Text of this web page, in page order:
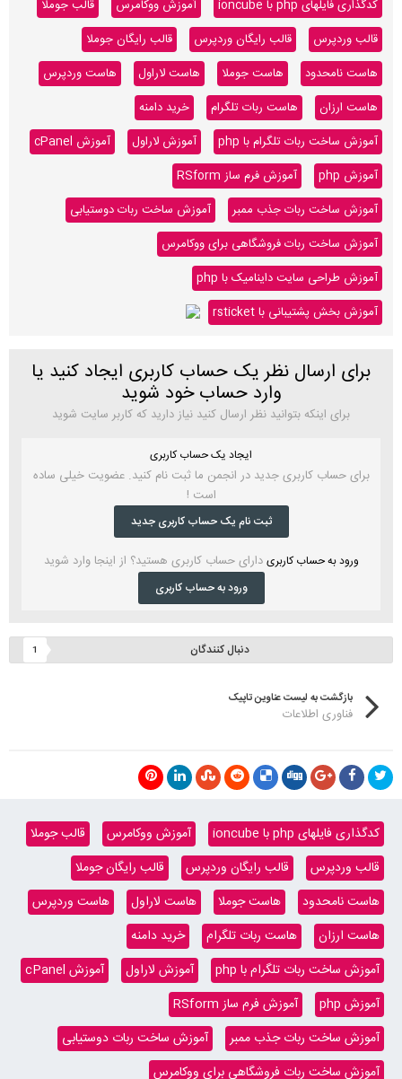
کدگذاری فایلهای php با ioncube آموزش ووکامرس
قالب جوملا
قالب وردپرس
قالب رایگان وردپرس
قالب رایگان جوملا
هاست نامحدود
هاست جوملا هاست لاراول
هاست وردپرس
هاست ارزان
هاست ربات تلگرام
خرید دامنه
آموزش ساخت ربات تلگرام با php
آموزش لاراول
آموزش cPanel
آموزش php
آموزش فرم ساز RSform
آموزش ساخت ربات جذب ممبر
آموزش ساخت ربات دوستیابی
آموزش ساخت ربات فروشگاهی برای ووکامرس
آموزش طراحی سایت داینامیک با php
آموزش بخش پشتیبانی با rsticket
برای ارسال نظر یک حساب کاربری ایجاد کنید یا
وارد حساب خود شوید
برای اینکه بتوانید نظر ارسال کنید نیاز دارید که کاربر سایت شوید
ایجاد یک حساب کاربری
برای حساب کاربری جدید در انجمن ما ثبت نام کنید. عضویت خیلی ساده
است !
ثبت نام یک حساب کاربری جدید
ورود به حساب کاربری دارای حساب کاربری هستید؟ از اینجا وارد شوید
ورود به حساب کاربری
دنبال کنندگان 1
بازگشت به لیست عناوین تاپیک
فناوری اطلاعات
کدگذاری فایلهای php با ioncube آموزش ووکامرس
قالب جوملا
قالب وردپرس
قالب رایگان وردپرس
قالب رایگان جوملا
هاست نامحدود
هاست جوملا هاست لاراول
هاست وردپرس
هاست ارزان
هاست ربات تلگرام
خرید دامنه
آموزش ساخت ربات تلگرام با php
آموزش لاراول
آموزش cPanel
آموزش php
آموزش فرم ساز RSform
آموزش ساخت ربات جذب ممبر
آموزش ساخت ربات دوستیابی
آموزش ساخت ربات فروشگاهی برای ووکامرس